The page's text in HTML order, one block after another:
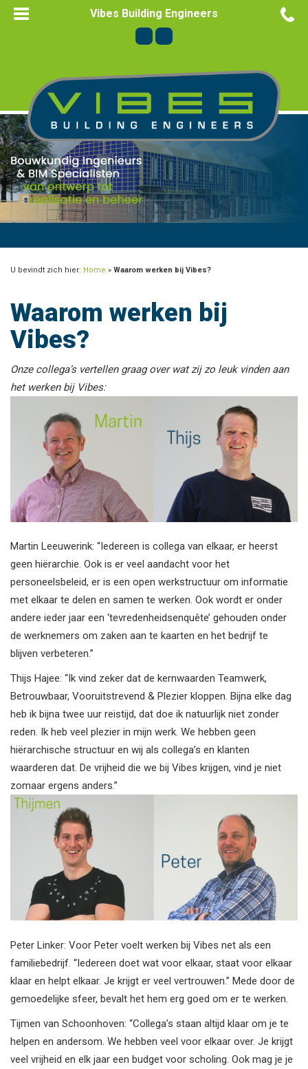
Vibes Building Engineers
U bevindt zich hier: Home » Waarom werken bij Vibes?
Waarom werken bij
Vibes?
Onze collega’s vertellen graag over wat zij zo leuk vinden aan
het werken bij Vibes:
Martin Leeuwerink: “Iedereen is collega van elkaar, er heerst
geen hiërarchie. Ook is er veel aandacht voor het
personeelsbeleid, er is een open werkstructuur om informatie
met elkaar te delen en samen te werken. Ook wordt er onder
andere ieder jaar een ‘tevredenheidsenquête’ gehouden onder
de werknemers om zaken aan te kaarten en het bedrijf te
blijven verbeteren.”
Thijs Hajee: “Ik vind zeker dat de kernwaarden Teamwerk,
Betrouwbaar, Vooruitstrevend & Plezier kloppen. Bijna elke dag
heb ik bijna twee uur reistijd, dat doe ik natuurlijk niet zonder
reden. Ik heb veel plezier in mijn werk. We hebben geen
hiërarchische structuur en wij als collega’s en klanten
waarderen dat. De vrijheid die we bij Vibes krijgen, vind je niet
zomaar ergens anders.”
Peter Linker: Voor Peter voelt werken bij Vibes net als een
familiebedrijf. “Iedereen doet wat voor elkaar, staat voor elkaar
klaar en helpt elkaar. Je krijgt er veel vertrouwen.” Mede door de
gemoedelijke sfeer, bevalt het hem erg goed om er te werken.
Tijmen van Schoonhoven: “Collega’s staan altijd klaar om je te
helpen en andersom. We hebben veel voor elkaar over. Je krijgt
veel vrijheid en elk jaar een budget voor scholing. Ook mag je je